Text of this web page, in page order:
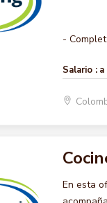
-
Salario :
En esta